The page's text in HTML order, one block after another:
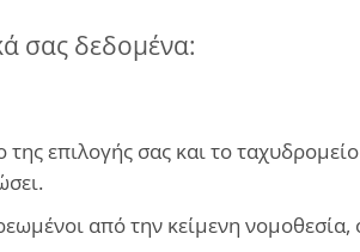
σας δεδομένα:
επιλογής σας και το
από την κείμενη